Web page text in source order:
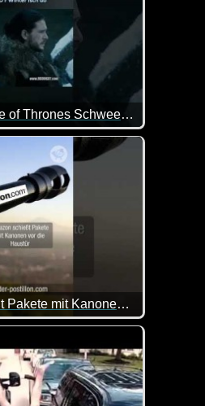
dodokay - Game of Thrones Schweeschippen - schwäbisch
Gutscheinen. Wenn Mütter ihre
Amazon schießt Pakete mit Kanonen vor die Haustür
Amazon will Pakete